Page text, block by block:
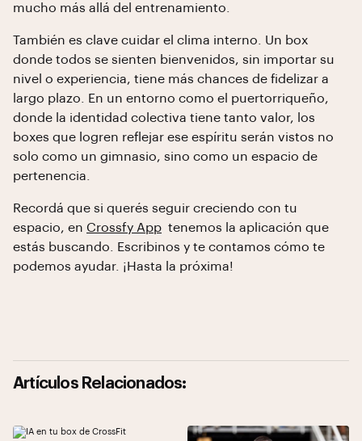
mucho más allá del entrenamiento.
También es clave cuidar el clima interno. Un box
donde todos se sienten bienvenidos, sin importar su
nivel o experiencia, tiene más chances de fidelizar a
largo plazo. En un entorno como el puertorriqueño,
donde la identidad colectiva tiene tanto valor, los
boxes que logren reflejar ese espíritu serán vistos no
solo como un gimnasio, sino como un espacio de
pertenencia.
Recordá que si querés seguir creciendo con tu
espacio, en Crossfy App tenemos la aplicación que
estás buscando. Escribinos y te contamos cómo te
podemos ayudar. ¡Hasta la próxima!
Artículos Relacionados: